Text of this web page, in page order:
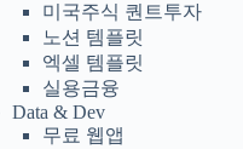
미국주식 퀀트투자
노션 템플릿
엑셀 템플릿
실용금융
Data & Dev
무료 웹앱